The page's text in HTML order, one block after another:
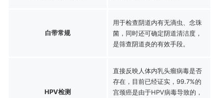
白带常规
用于检查阴道内有无滴虫、念珠
菌，同时还可确定阴道清洁度，
是筛查阴道炎的有效手段。
HPV检测
直接反映人体内乳头瘤病毒是否
存在，目前已经证实，99.7%的
宫颈癌是由于HPV病毒导致的，